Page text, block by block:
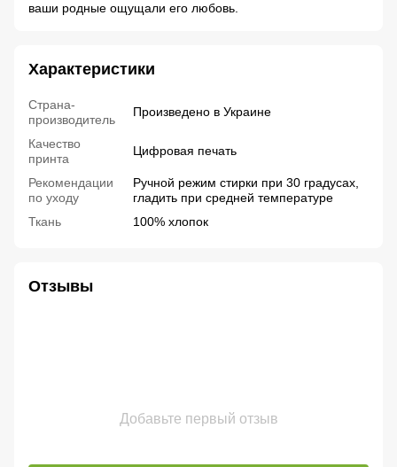
ваши родные ощущали его любовь.
Характеристики
Страна-
производитель
Произведено в Украине
Качество
принта
Цифровая печать
Рекомендации
по уходу
Ручной режим стирки при 30 градусах,
гладить при средней температуре
Ткань
100% хлопок
Отзывы
Добавьте первый отзыв